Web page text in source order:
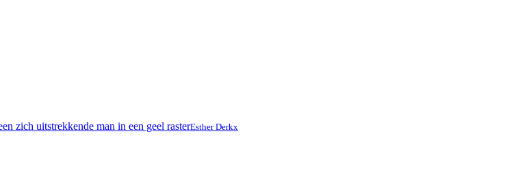
Esther Derkx